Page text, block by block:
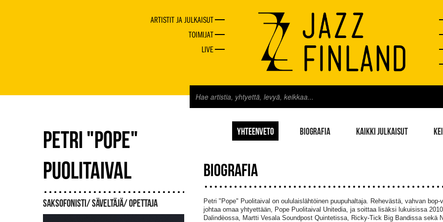
ARTISTIT JA JULKAISUT
TOIMIJAT
LIVE
YHTEENVETO BIOGRAFIA KAIKKI JULKAISUT
PETRI "POPE"
PUOLITAIVAL
SAKSOFONISTI/ SÄVELTÄJÄ/ OPETTAJA
BIOGRAFIA
Petri "Pope" Puolitaival on oululaislähtöinen puupuhaltaja. Rehevästä, vahvan
johtaa omaa yhtyettään, Pope Puolitaival Unitedia, ja soittaa lisäksi lukuisissa
Dalindèossa, Martti Vesala Soundpost Quintetissa, Ricky-Tick Big Bandissa sekä